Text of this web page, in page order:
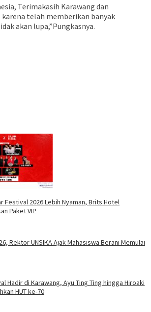
Terimakasih Karawang dan
karena telah memberikan banyak
akan lupa,”Pungkasnya.
Festival 2026 Lebih Nyaman, Brits Hotel
Paket VIP
Rektor UNSIKA Ajak Mahasiswa Berani Memulai
Hadir di Karawang, Ayu Ting Ting hingga Hiroaki
HUT ke-70